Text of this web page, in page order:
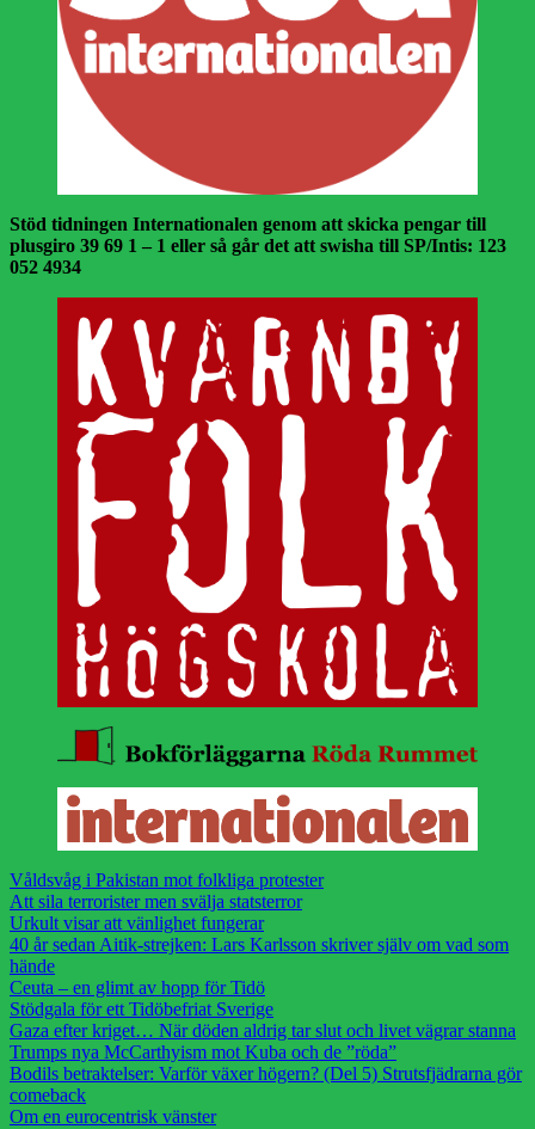
Stöd tidningen Internationalen genom att skicka pengar till
plusgiro 39 69 1 – 1 eller så går det att swisha till SP/Intis: 123
052 4934
Våldsvåg i Pakistan mot folkliga protester
Att sila terrorister men svälja statsterror
Urkult visar att vänlighet fungerar
40 år sedan Aitik-strejken: Lars Karlsson skriver själv om vad som
hände
Ceuta – en glimt av hopp för Tidö
Stödgala för ett Tidöbefriat Sverige
Gaza efter kriget… När döden aldrig tar slut och livet vägrar stanna
Trumps nya McCarthyism mot Kuba och de ”röda”
Bodils betraktelser: Varför växer högern? (Del 5) Strutsfjädrarna gör
comeback
Om en eurocentrisk vänster